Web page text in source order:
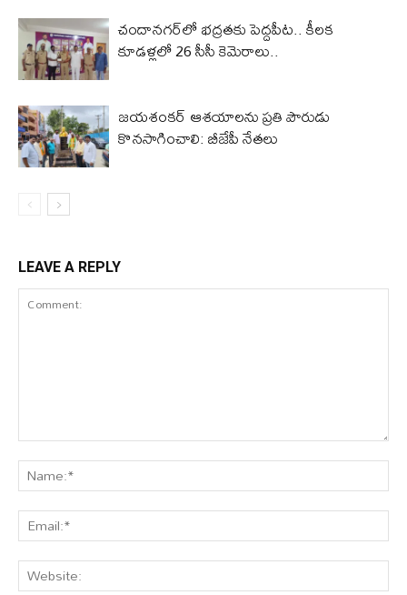
చందానగర్‌లో భద్రతకు పెద్దపీట.. కీలక
కూడళ్లలో 26 సీసీ కెమెరాలు..
జయశంకర్ ఆశయాలను ప్రతి పౌరుడు
కొనసాగించాలి: బీజేపీ నేతలు
LEAVE A REPLY